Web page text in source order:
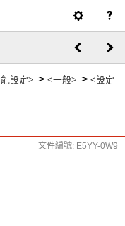
設定> > <一般> > <設定
文件編號: E5YY-0W9